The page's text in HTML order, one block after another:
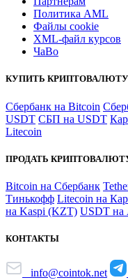
Политика AML
Файлы coоkie
XML-файл курсов
ЧаВо
КУПИТЬ КРИПТОВАЛЮТУ
Сбербанк на Bitcoin
USDT СБП на USDT
Litecoin
ПРОДАТЬ
Bitcoin на Сбербанк
Тинькофф Litecoin на
на Kaspi (KZT) USDT на
КОНТАКТЫ
info@cointok.net